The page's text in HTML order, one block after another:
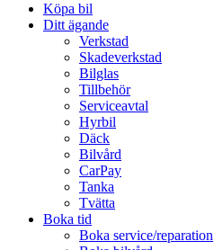
Köpa bil
Ditt ägande
Verkstad
Skadeverkstad
Bilglas
Tillbehör
Serviceavtal
Hyrbil
Däck
Bilvård
CarPay
Tanka
Tvätta
Boka tid
Boka service/reparation